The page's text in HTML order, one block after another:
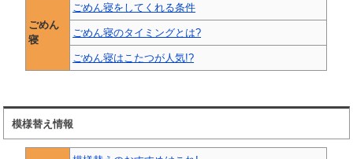
ごめん
寝
ごめん寝をしてくれる条件
ごめん寝のタイミングとは?
ごめん寝はこたつが人気!?
模様替え情報